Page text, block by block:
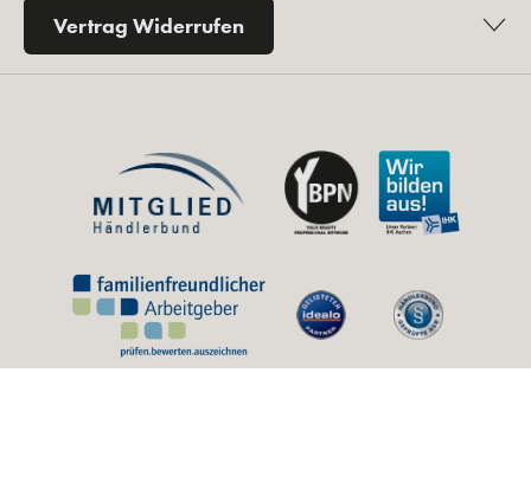
Vertrag Widerrufen